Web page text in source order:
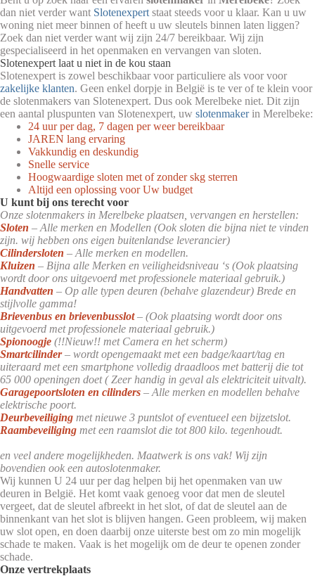
dan niet verder want Slotenexpert staat steeds voor u klaar. Kan u uw
woning niet meer binnen of heeft u uw sleutels binnen laten liggen?
Zoek dan niet verder want wij zijn 24/7 bereikbaar. Wij zijn
gespecialiseerd in het openmaken en vervangen van sloten.
Slotenexpert laat u niet in de kou staan
Slotenexpert is zowel beschikbaar voor particuliere als voor voor
zakelijke klanten. Geen enkel dorpje in België is te ver of te klein voor
de slotenmakers van Slotenexpert. Dus ook Merelbeke niet. Dit zijn
een aantal pluspunten van Slotenexpert, uw slotenmakerin Merelbeke:
24 uur per dag, 7 dagen per weer bereikbaar
JAREN lang ervaring
Vakkundig en deskundig
Snelle service
Hoogwaardige sloten met of zonder skg sterren
Altijd een oplossing voor Uw budget
U kunt bij ons terecht voor
Onze slotenmakers in Merelbeke plaatsen, vervangen en herstellen:
Sloten – Alle merken en Modellen (Ook sloten die bijna niet te vinden
zijn. wij hebben ons eigen buitenlandse leverancier)
Cilindersloten – Alle merken en modellen.
Kluizen – Bijna alle Merken en veiligheidsniveau ‘s (Ook plaatsing
wordt door ons uitgevoerd met professionele materiaal gebruik.)
Handvatten – Op alle typen deuren (behalve glazendeur) Brede en
stijlvolle gamma!
Brievenbus en brievenbusslot – (Ook plaatsing wordt door ons
uitgevoerd met professionele materiaal gebruik.)
Spionoogje (!!Nieuw!! met Camera en het scherm)
Smartcilinder – wordt opengemaakt met een badge/kaart/tag en
uiteraard met een smartphone volledig draadloos met batterij die tot
65 000 openingen doet ( Zeer handig in geval als elektriciteit uitvalt).
Garagepoortsloten en cilinders – Alle merken en modellen behalve
elektrische poort.
Deurbeveiliging met nieuwe 3 puntslot of eventueel een bijzetslot.
Raambeveiliging met een raamslot die tot 800 kilo. tegenhoudt.
en veel andere mogelijkheden. Maatwerk is ons vak! Wij zijn
bovendien ook een autoslotenmaker.
Wij kunnen U 24 uur per dag helpen bij het openmaken van uw
deuren in België. Het komt vaak genoeg voor dat men de sleutel
vergeet, dat de sleutel afbreekt in het slot, of dat de sleutel aan de
binnenkant van het slot is blijven hangen. Geen probleem, wij maken
uw slot open, en doen daarbij onze uiterste best om zo min mogelijk
schade te maken. Vaak is het mogelijk om de deur te openen zonder
schade.
Onze vertrekplaats